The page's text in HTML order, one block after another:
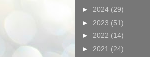
► 2024 (29)
► 2023 (51)
► 2022 (14)
► 2021 (24)